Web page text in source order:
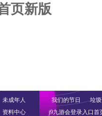
页新版
未成年人
资料中心
我们的节日 垃
j9九游会登录入口首